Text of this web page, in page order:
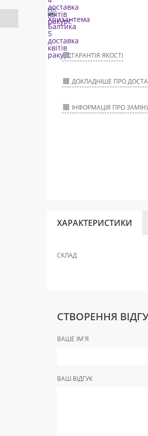
ГАРАНТІЯ ЯКОСТІ
ДОКЛАДНІШЕ ПРО
ІНФОРМАЦІЯ ПРО ЗАМІНУ
ХАРАКТЕРИСТИКИ
СКЛАД
СТВОРЕННЯ
ВАШЕ ІМ'Я
ВАШ ВІДГУК